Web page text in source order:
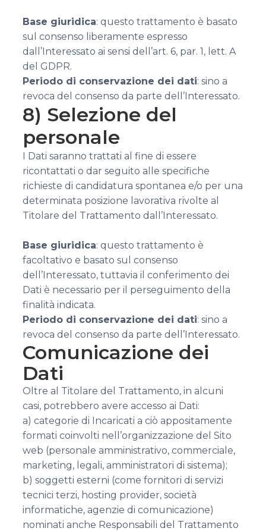
Base giuridica: questo trattamento è basato
sul consenso liberamente espresso
dall’Interessato ai sensi dell’art. 6, par. 1, lett. A
del GDPR.
Periodo di conservazione dei dati: sino a
revoca del consenso da parte dell’Interessato.
8) Selezione del
personale
I Dati saranno trattati al fine di essere
ricontattati o dar seguito alle specifiche
richieste di candidatura spontanea e/o per una
determinata posizione lavorativa rivolte al
Titolare del Trattamento dall’Interessato.
Base giuridica: questo trattamento è
facoltativo e basato sul consenso
dell’Interessato, tuttavia il conferimento dei
Dati è necessario per il perseguimento della
finalità indicata.
Periodo di conservazione dei dati: sino a
revoca del consenso da parte dell’Interessato.
Comunicazione dei
Dati
Oltre al Titolare del Trattamento, in alcuni
casi, potrebbero avere accesso ai Dati:
a) categorie di Incaricati a ciò appositamente
formati coinvolti nell’organizzazione del Sito
web (personale amministrativo, commerciale,
marketing, legali, amministratori di sistema);
b) soggetti esterni (come fornitori di servizi
tecnici terzi, hosting provider, società
informatiche, agenzie di comunicazione)
nominati anche Responsabili del Trattamento